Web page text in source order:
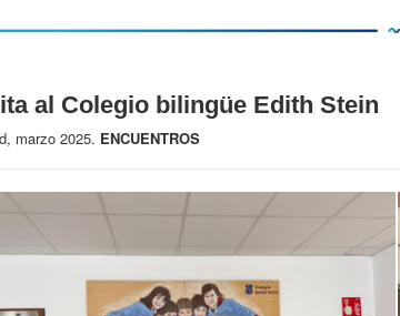
al Colegio bilingüe Edith Stein
marzo 2025. ENCUENTROS